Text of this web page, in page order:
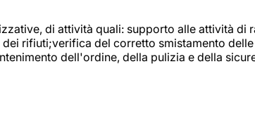
di attività quali: supporto alle attività
rifiuti;verifica del corretto smistamento
dell'ordine, della pulizia e della